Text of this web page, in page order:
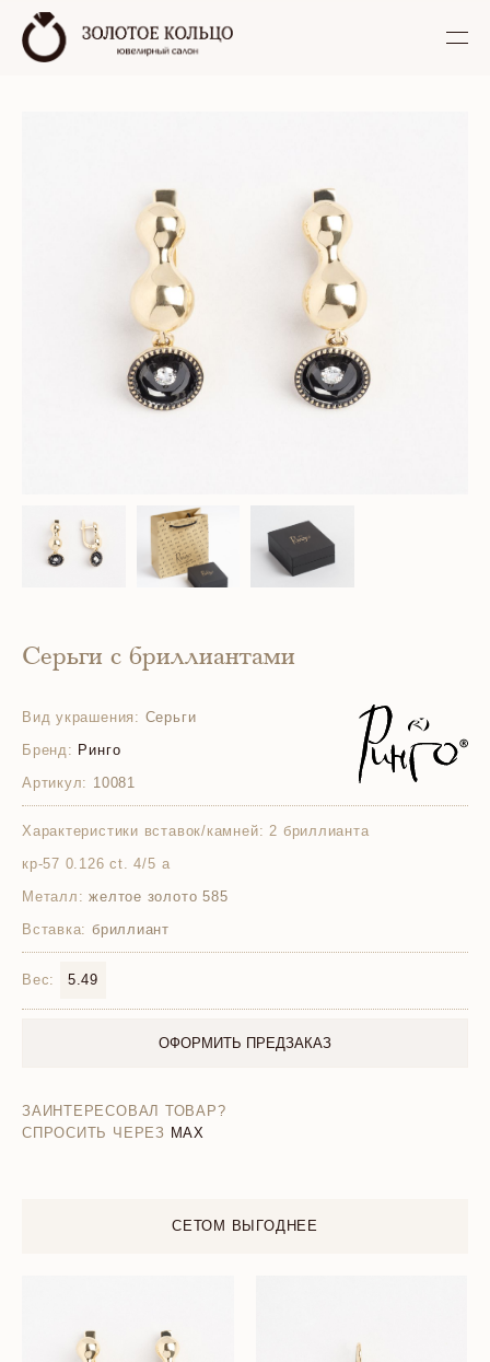
Серьги с бриллиантами
Вид украшения: Серьги
Бренд: Ринго
Артикул: 10081
Характеристики вставок/камней: 2 бриллианта
кр-57 0.126 ct. 4/5 а
Металл: желтое золото 585
Вставка: бриллиант
Вес: 5.49
ОФОРМИТЬ ПРЕДЗАКАЗ
ЗАИНТЕРЕСОВАЛ ТОВАР?
СПРОСИТЬ ЧЕРЕЗ MAX
СЕТОМ ВЫГОДНЕЕ